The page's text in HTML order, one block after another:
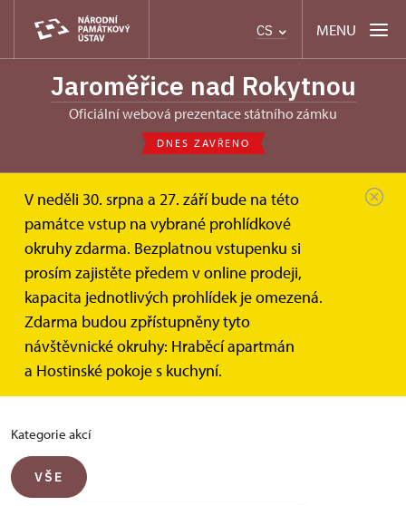
CS MENU
Jaroměřice nad Rokytnou
oficiální webová prezentace státního zámku
DNES ZAVŘENO
V neděli 30. srpna a 27. září bude na této
památce vstup na vybrané prohlídkové
okruhy zdarma. Bezplatnou vstupenku si
prosím zajistěte předem v online prodeji,
kapacita jednotlivých prohlídek je omezená.
Zdarma budou zpřístupněny tyto
návštěvnické okruhy: Hraběcí apartmán
a Hostinské pokoje s kuchyní.
Jaroměřice nad Rokytnou Akce
Akce
Vyhledávejte v akcích
Kategorie akcí
VŠE